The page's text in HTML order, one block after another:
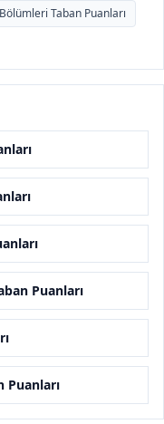
Taban Puanları
Puanları
Puanları